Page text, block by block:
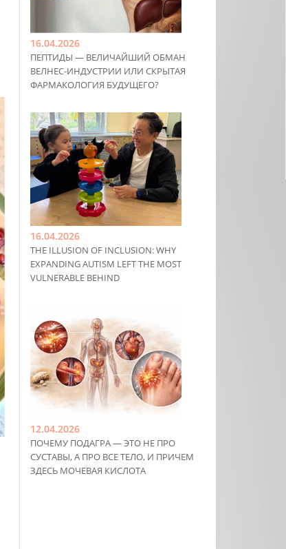
16.04.2026
ПЕПТИДЫ — ВЕЛИЧАЙШИЙ ОБМАН
ВЕЛНЕС-ИНДУСТРИИ ИЛИ СКРЫТАЯ
ФАРМАКОЛОГИЯ БУДУЩЕГО?
16.04.2026
THE ILLUSION OF INCLUSION: WHY
EXPANDING AUTISM LEFT THE MOST
VULNERABLE BEHIND
12.04.2026
ПОЧЕМУ ПОДАГРА — ЭТО НЕ ПРО
СУСТАВЫ, А ПРО ВСЕ ТЕЛО, И ПРИЧЕМ
ЗДЕСЬ МОЧЕВАЯ КИСЛОТА